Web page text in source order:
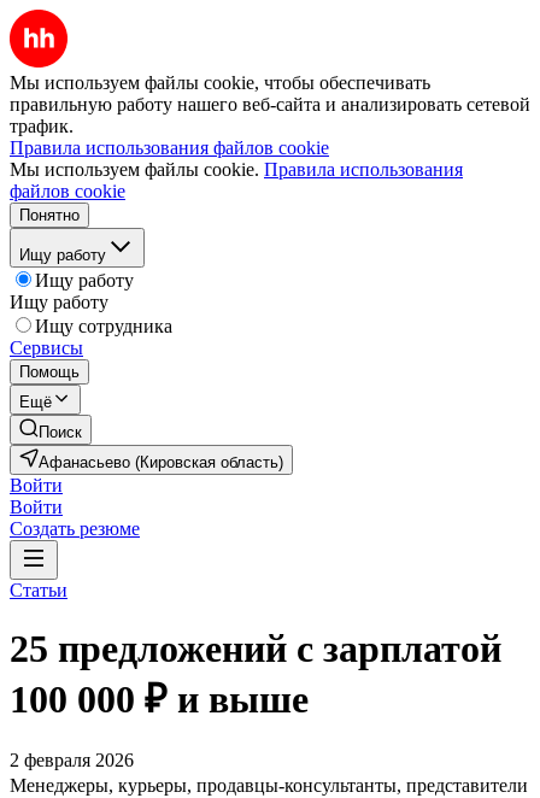
Мы используем файлы cookie, чтобы обеспечивать
правильную работу нашего веб-сайта и анализировать сетевой
трафик.
Правила использования файлов cookie
Мы используем файлы cookie. Правила использования
файлов cookie
Понятно
Ищу работу
Ищу работу
Ищу работу
Ищу сотрудника
Сервисы
Помощь
Ещё
Поиск
Афанасьево (Кировская область)
Войти
Войти
Создать резюме
Статьи
25 предложений с зарплатой
100 000 ₽ и выше
2 февраля 2026
Менеджеры, курьеры, продавцы-консультанты, представители